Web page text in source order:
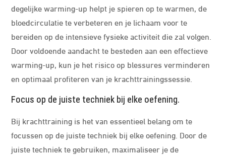
degelijke warming-up helpt je spieren op te warmen, de
bloedcirculatie te verbeteren en je lichaam voor te
bereiden op de intensieve fysieke activiteit die zal volgen.
Door voldoende aandacht te besteden aan een effectieve
warming-up, kun je het risico op blessures verminderen
en optimaal profiteren van je krachttrainingssessie.
Focus op de juiste techniek bij elke oefening.
Bij krachttraining is het van essentieel belang om te
focussen op de juiste techniek bij elke oefening. Door de
juiste techniek te gebruiken, maximaliseer je de